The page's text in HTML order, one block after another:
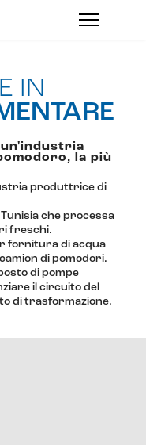
IN
un'industria
la più
produttrice di
che processa
freschi.
fornitura di acqua
di pomodori.
di pompe
il circuito del
di trasformazione.